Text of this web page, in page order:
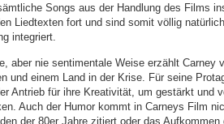
Songs aus der Handlung des Films
Liedtexten fort und sind somit völlig
integriert.
aber nie sentimentale Weise erzählt Carney
und einem Land in der Krise. Für seine
Antrieb für ihre Kreativität, um gestärkt und
Auch der Humor kommt in Carneys Film
der 80er Jahre zitiert oder das